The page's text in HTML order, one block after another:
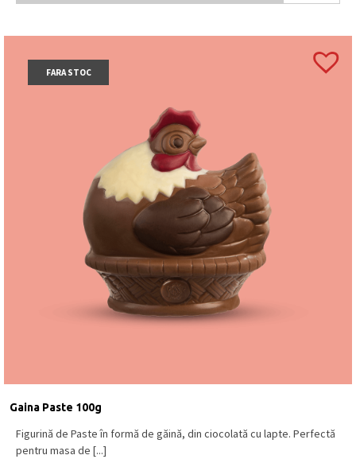
FARA STOC
Gaina Paste 100g
Figurină de Paste în formă de găină, din ciocolată cu lapte. Perfectă
pentru masa de [...]